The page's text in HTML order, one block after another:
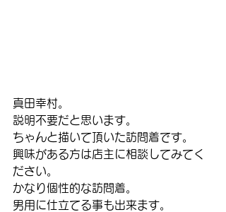
真田幸村。
説明不要だと思います。
ちゃんと描いて頂いた訪問着です。
興味がある方は店主に相談してみてく
ださい。
かなり個性的な訪問着。
男用に仕立てる事も出来ます。